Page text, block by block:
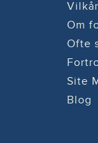
Om
Ofte
Site
Blog